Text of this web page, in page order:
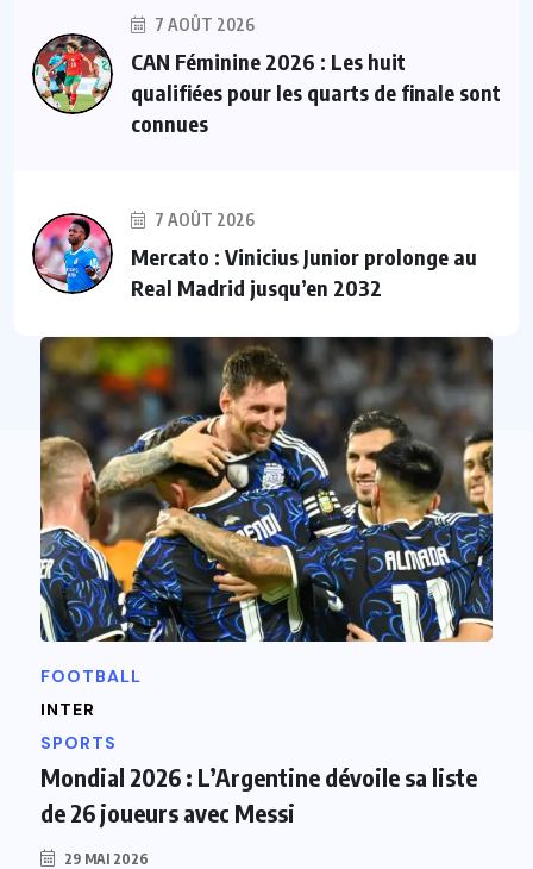
7 AOÛT 2026
CAN Féminine 2026 : Les huit
qualifiées pour les quarts de finale sont
connues
7 AOÛT 2026
Mercato : Vinicius Junior prolonge au
Real Madrid jusqu’en 2032
FOOTBALL
INTER
SPORTS
Mondial 2026 : L’Argentine dévoile sa liste
de 26 joueurs avec Messi
29 MAI 2026